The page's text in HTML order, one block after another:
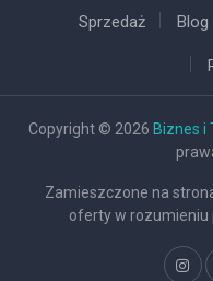
Sprzedaż Blog
Copyright © 2026 Biznes i
Zamieszczone na
oferty w rozumieniu